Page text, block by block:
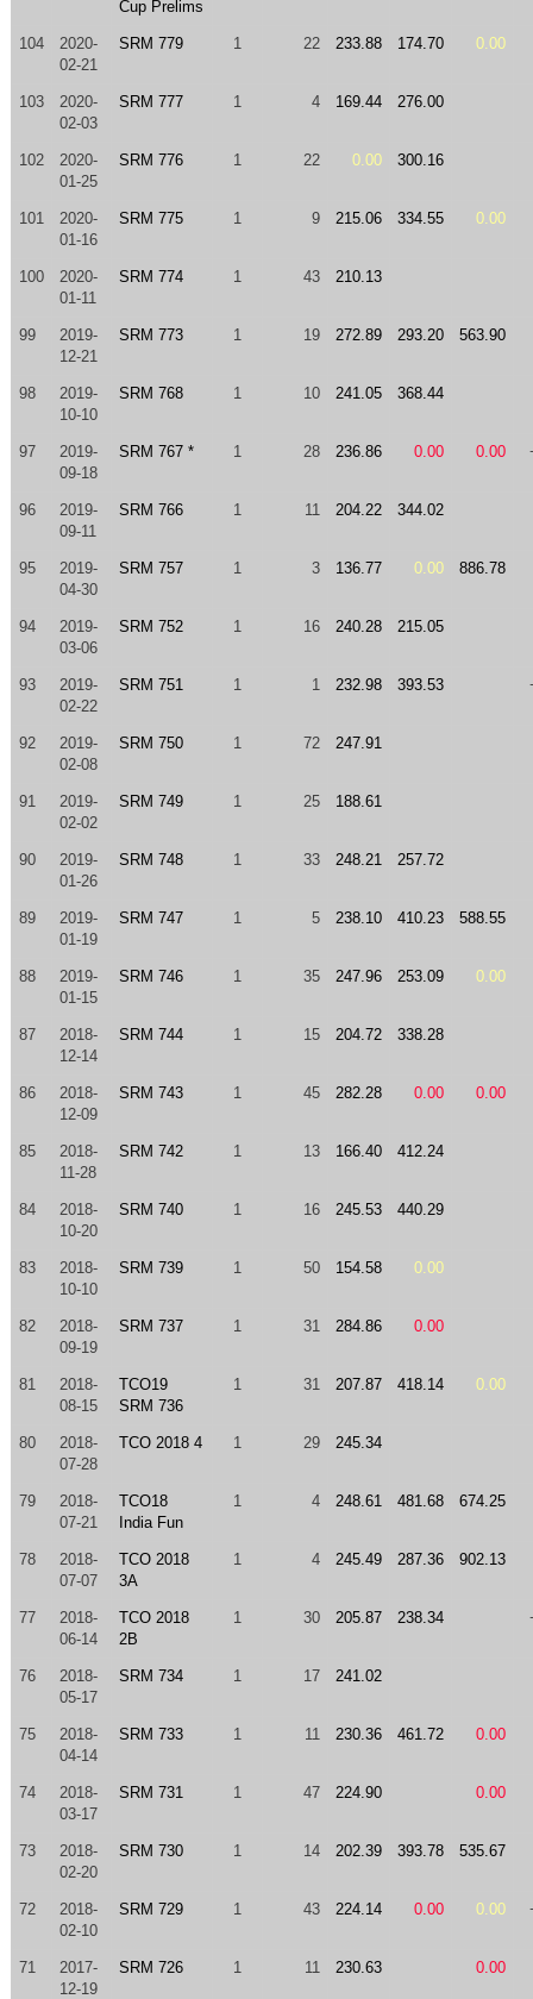
Cup Prelims
104
2020-
02-21
SRM 779 1 22 233.88 174.70 0.00
103
2020-
02-03
SRM 777 1 4 169.44 276.00
102
2020-
01-25
SRM 776 1 22 0.00 300.16
101
2020-
01-16
SRM 775 1 9 215.06 334.55 0.00
100
2020-
01-11
SRM 774 1 43 210.13
99
2019-
12-21
SRM 773 1 19 272.89 293.20 563.90
98
2019-
10-10
SRM 768 1 10 241.05 368.44
97
2019-
09-18
SRM 767 * 1 28 236.86 0.00 0.00
96
2019-
09-11
SRM 766 1 11 204.22 344.02
95
2019-
04-30
SRM 757 1 3 136.77 0.00 886.78
94
2019-
03-06
SRM 752 1 16 240.28 215.05
93
2019-
02-22
SRM 751 1 1 232.98 393.53
92
2019-
02-08
SRM 750 1 72 247.91
91
2019-
02-02
SRM 749 1 25 188.61
90
2019-
01-26
SRM 748 1 33 248.21 257.72
89
2019-
01-19
SRM 747 1 5 238.10 410.23 588.55
88
2019-
01-15
SRM 746 1 35 247.96 253.09 0.00
87
2018-
12-14
SRM 744 1 15 204.72 338.28
86
2018-
12-09
SRM 743 1 45 282.28 0.00 0.00
85
2018-
11-28
SRM 742 1 13 166.40 412.24
84
2018-
10-20
SRM 740 1 16 245.53 440.29
83
2018-
10-10
SRM 739 1 50 154.58 0.00
82
2018-
09-19
SRM 737 1 31 284.86 0.00
81
2018-
08-15
TCO19
SRM 736
1 31 207.87 418.14 0.00
80
2018-
07-28
TCO 2018 4 1 29 245.34
79
2018-
07-21
TCO18
India Fun
1 4 248.61 481.68 674.25
78
2018-
07-07
TCO 2018
3A
1 4 245.49 287.36 902.13
77
2018-
06-14
TCO 2018
2B
1 30 205.87 238.34
76
2018-
05-17
SRM 734 1 17 241.02
75
2018-
04-14
SRM 733 1 11 230.36 461.72 0.00
74
2018-
03-17
SRM 731 1 47 224.90 0.00
73
2018-
02-20
SRM 730 1 14 202.39 393.78 535.67
72
2018-
02-10
SRM 729 1 43 224.14 0.00 0.00
71
2017-
12-19
SRM 726 1 11 230.63 0.00